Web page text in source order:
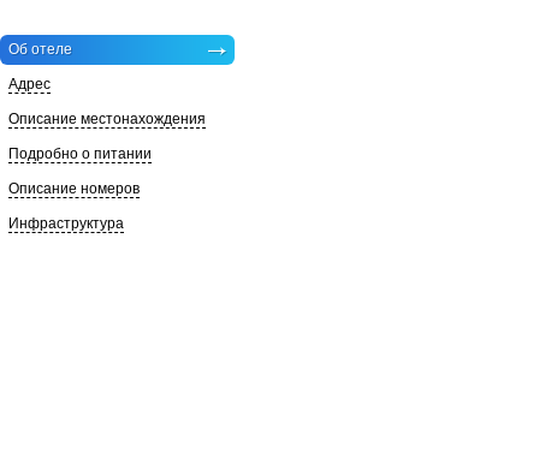
Об отеле
Адрес
Описание местонахождения
Подробно о питании
Описание номеров
Инфраструктура